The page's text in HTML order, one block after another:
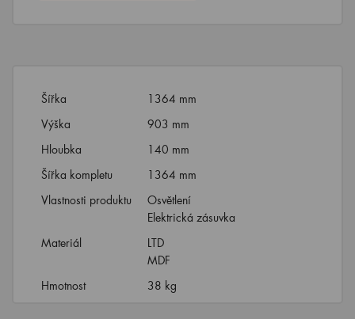
Šířka
1364 mm
Výška
903 mm
Hloubka
140 mm
Šířka kompletu
1364 mm
Vlastnosti produktu
Osvětlení
Elektrická zásuvka
Materiál
LTD
MDF
Hmotnost
38 kg